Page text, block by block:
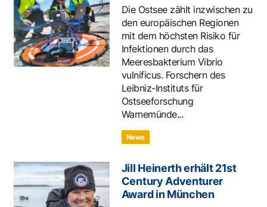
Die Ostsee zählt inzwischen zu
den europäischen Regionen
mit dem höchsten Risiko für
Infektionen durch das
Meeresbakterium Vibrio
vulnificus. Forschern des
Leibniz-Instituts für
Ostseeforschung
Warnemünde...
News
Jill Heinerth erhält 21st
Century Adventurer
Award in München